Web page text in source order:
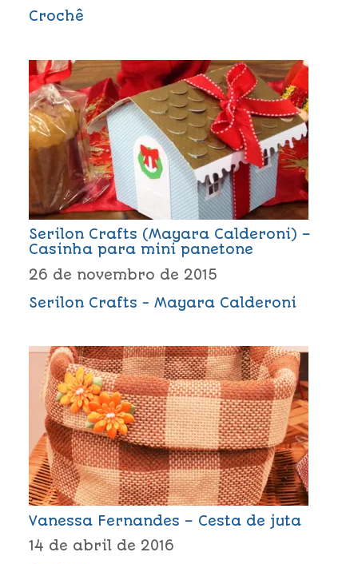
Crochê
Serilon Crafts (Mayara Calderoni) –
Casinha para mini panetone
26 de novembro de 2015
Serilon Crafts - Mayara Calderoni
Vanessa Fernandes – Cesta de juta
14 de abril de 2016